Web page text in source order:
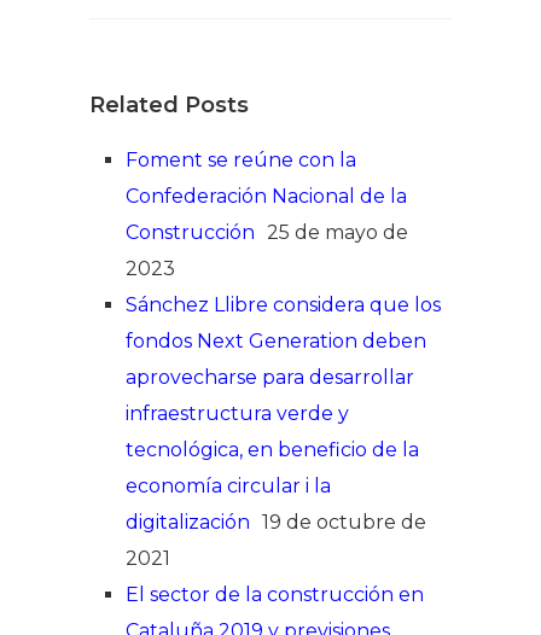
Related Posts
Foment se reúne con la
Confederación Nacional de la
Construcción 25 de mayo de
2023
Sánchez Llibre considera que los
fondos Next Generation deben
aprovecharse para desarrollar
infraestructura verde y
tecnológica, en beneficio de la
economía circular i la
digitalización 19 de octubre de
2021
El sector de la construcción en